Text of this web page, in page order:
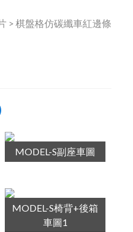
> 棋盤格仿碳纖車紅邊條
MODEL-S副座車圖
MODEL-S椅背+後箱
車圖1